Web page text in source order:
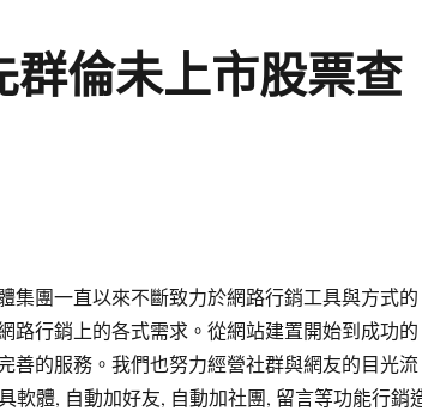
倫未上市股票查
集團一直以來不斷致力於網路行銷工具與方式的
路行銷上的各式需求。從網站建置開始到成功的
善的服務。我們也努力經營社群與網友的目光流
軟體, 自動加好友, 自動加社團, 留言等功能行銷